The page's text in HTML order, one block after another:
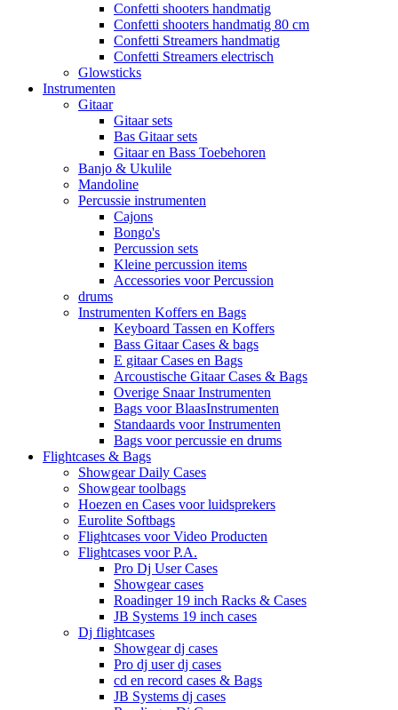
Confetti shooters handmatig
Confetti shooters handmatig 80 cm
Confetti Streamers handmatig
Confetti Streamers electrisch
Glowsticks
Instrumenten
Gitaar
Gitaar sets
Bas Gitaar sets
Gitaar en Bass Toebehoren
Banjo & Ukulile
Mandoline
Percussie instrumenten
Cajons
Bongo's
Percussion sets
Kleine percussion items
Accessories voor Percussion
drums
Instrumenten Koffers en Bags
Keyboard Tassen en Koffers
Bass Gitaar Cases & bags
E gitaar Cases en Bags
Arcoustische Gitaar Cases & Bags
Overige Snaar Instrumenten
Bags voor BlaasInstrumenten
Standaards voor Instrumenten
Bags voor percussie en drums
Flightcases & Bags
Showgear Daily Cases
Showgear toolbags
Hoezen en Cases voor luidsprekers
Eurolite Softbags
Flightcases voor Video Producten
Flightcases voor P.A.
Pro Dj User Cases
Showgear cases
Roadinger 19 inch Racks & Cases
JB Systems 19 inch cases
Dj flightcases
Showgear dj cases
Pro dj user dj cases
cd en record cases & Bags
JB Systems dj cases